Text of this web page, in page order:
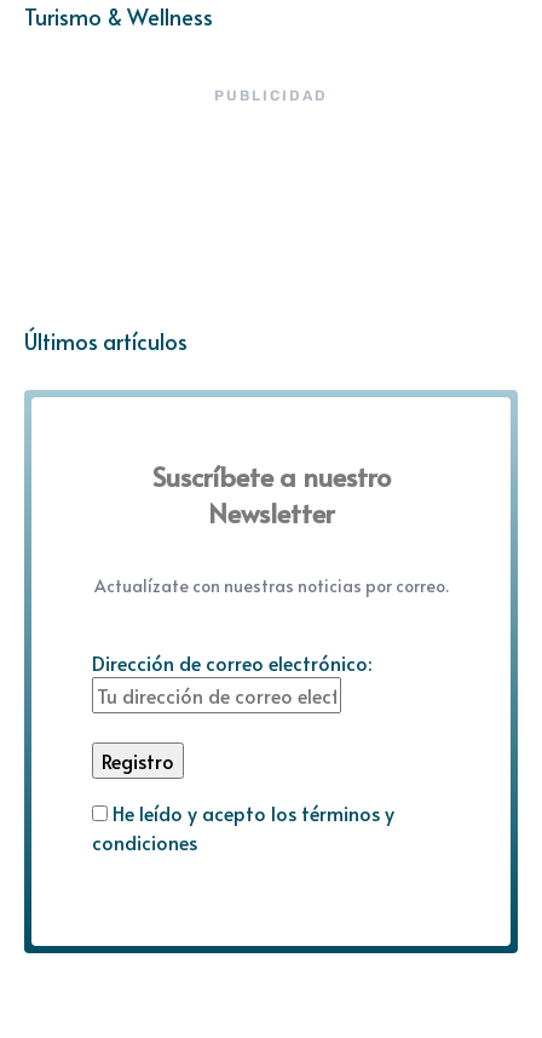
Turismo & Wellness
PUBLICIDAD
Últimos artículos
Suscríbete a nuestro
Newsletter
Actualízate con nuestras noticias por correo.
Dirección de correo electrónico:
He leído y acepto los términos y
condiciones